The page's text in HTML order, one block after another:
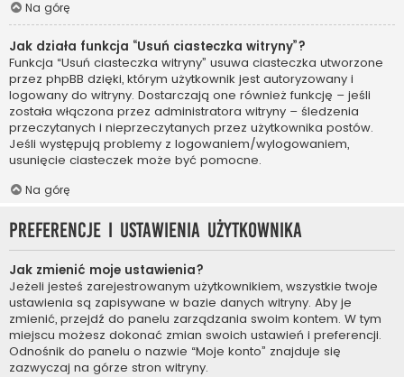
Na górę
Jak działa funkcja “Usuń ciasteczka witryny”?
Funkcja “Usuń ciasteczka witryny” usuwa ciasteczka utworzone
przez phpBB dzięki, którym użytkownik jest autoryzowany i
logowany do witryny. Dostarczają one również funkcję – jeśli
została włączona przez administratora witryny – śledzenia
przeczytanych i nieprzeczytanych przez użytkownika postów.
Jeśli występują problemy z logowaniem/wylogowaniem,
usunięcie ciasteczek może być pomocne.
Na górę
Preferencje i ustawienia użytkownika
Jak zmienić moje ustawienia?
Jeżeli jesteś zarejestrowanym użytkownikiem, wszystkie twoje
ustawienia są zapisywane w bazie danych witryny. Aby je
zmienić, przejdź do panelu zarządzania swoim kontem. W tym
miejscu możesz dokonać zmian swoich ustawień i preferencji.
Odnośnik do panelu o nazwie “Moje konto” znajduje się
zazwyczaj na górze stron witryny.